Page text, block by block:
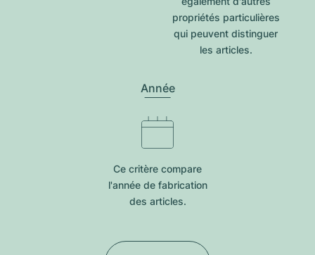
propriétés particulières
qui peuvent distinguer
les articles.
Année
Ce critère compare
l'année de fabrication
des articles.